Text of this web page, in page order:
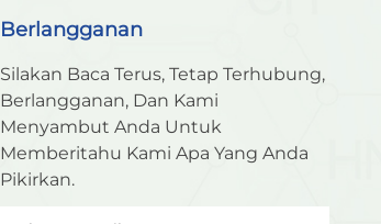
Berlangganan
Silakan Baca Terus, Tetap Terhubung,
Berlangganan, Dan Kami
Menyambut Anda Untuk
Memberitahu Kami Apa Yang Anda
Pikirkan.